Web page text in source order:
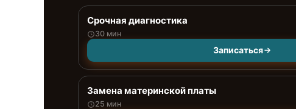
Срочная диагностика
30 мин
Записаться
Замена материнской платы
25 мин